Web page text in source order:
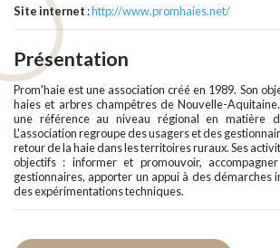
Site internet :http://www.promhaies.net/
Présentation
Prom'haie est une association créé en 1989. Son
haies et arbres champêtres de Nouvelle-
une référence au niveau régional en matière
L'association regroupe des usagers et des
retour de la haie dans les territoires ruraux. Ses
objectifs : informer et promouvoir,
gestionnaires, apporter un appui à des démarches
des expérimentations techniques.